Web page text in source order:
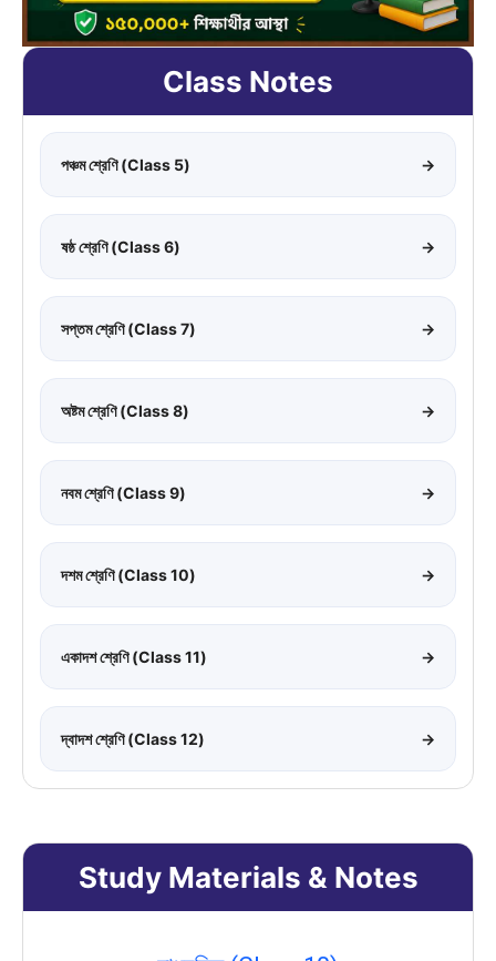
Class Notes
পঞ্চম শ্রেণি (Class 5) →
ষষ্ঠ শ্রেণি (Class 6) →
সপ্তম শ্রেণি (Class 7) →
অষ্টম শ্রেণি (Class 8) →
নবম শ্রেণি (Class 9) →
দশম শ্রেণি (Class 10) →
একাদশ শ্রেণি (Class 11) →
দ্বাদশ শ্রেণি (Class 12) →
Study Materials & Notes